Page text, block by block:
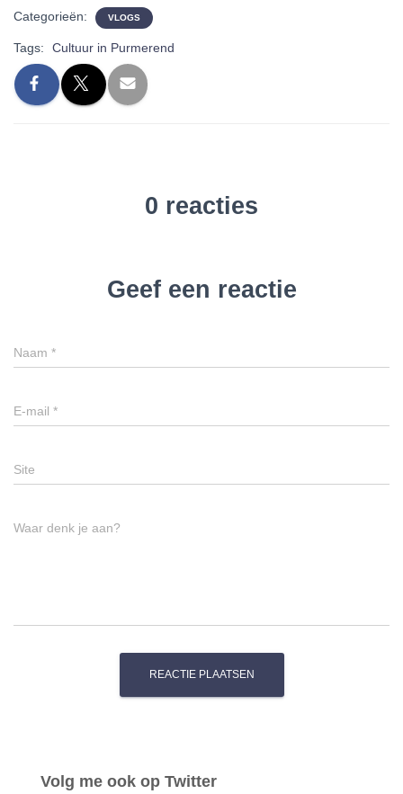
Categorieën: VLOGS
Tags: Cultuur in Purmerend
0 reacties
Geef een reactie
Naam *
E-mail *
Site
Waar denk je aan?
Volg me ook op Twitter